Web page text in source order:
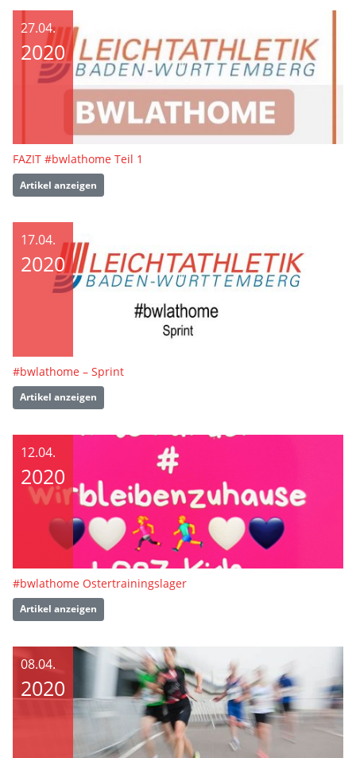
27.04.
2020
FAZIT #bwlathome Teil 1
Artikel anzeigen
17.04.
2020
#bwlathome – Sprint
Artikel anzeigen
12.04.
2020
#bwlathome Ostertrainingslager
Artikel anzeigen
08.04.
2020